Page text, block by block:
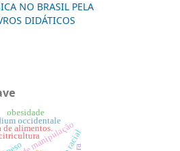
NO BRASIL PELA
DIDÁTICOS
de alimentos.
occidentale
obesidade